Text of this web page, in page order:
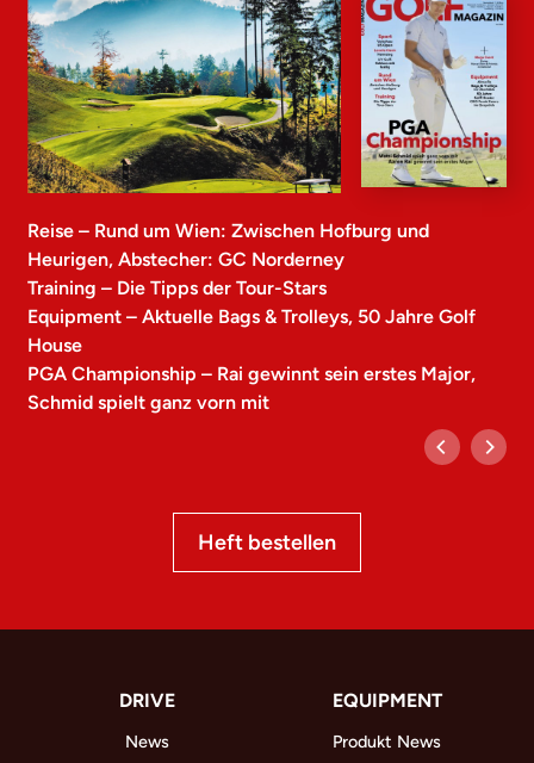
Reise – Rund um Wien: Zwischen Hofburg und
Heurigen, Abstecher: GC Norderney
Training – Die Tipps der Tour-Stars
Equipment – Aktuelle Bags & Trolleys, 50 Jahre Golf
House
PGA Championship – Rai gewinnt sein erstes Major,
Schmid spielt ganz vorn mit
Heft bestellen
DRIVE
News
EQUIPMENT
Produkt News